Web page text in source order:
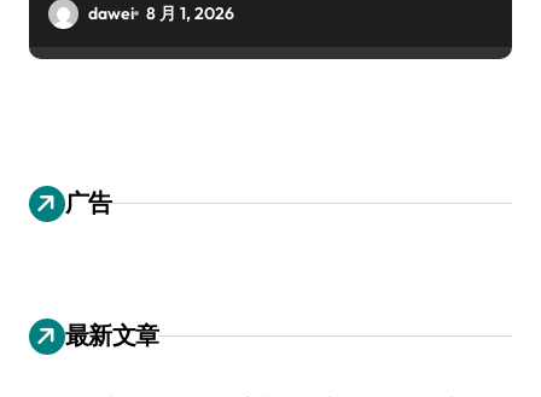
dawei 8 月 1, 2026
广告
最新文章